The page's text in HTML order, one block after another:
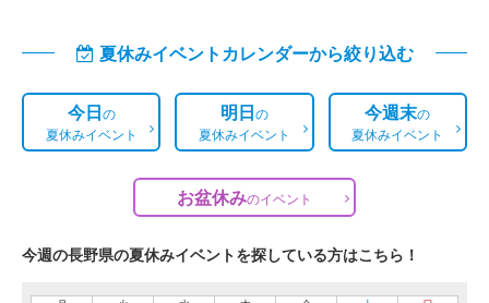
夏休みイベントカレンダーから絞り込む
今日の
夏休みイベント
明日の
夏休みイベント
今週末の
夏休みイベント
お盆休みのイベント
今週の長野県の夏休みイベントを探している方はこちら！